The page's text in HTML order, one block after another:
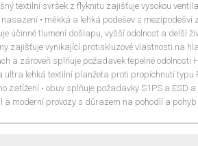
textilní svršek z flyknitu zajišťuje vysokou
• měkká a lehká podešev s mezipodešví
účinné tlumení došlapu, vyšší odolnost a delší
zajišťuje vynikající protiskluzové vlastnosti na
a zároveň splňuje požadavek tepelné odolnosti
ultra lehká textilní planžeta proti propíchnutí typu
zatížení • obuv splňuje požadavky S1PS a ESD
a moderní provozy s důrazem na pohodlí a pohyb